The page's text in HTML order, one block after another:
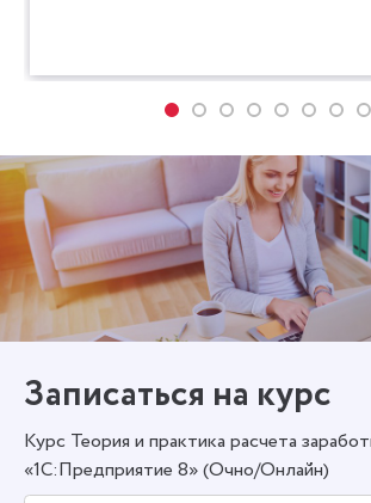
Записаться на курс
Курс Теория и практика расчета
«1С:Предприятие 8» (Очно/Онлайн)